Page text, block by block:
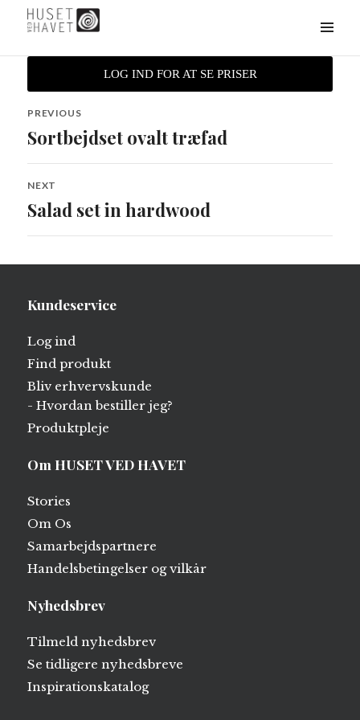
HUSET
&
LOG IND FOR AT SE PRISER
Indlægsnavigation
PREVIOUS
Previous
Sortbejdset ovalt træfad
NEXT
Next
Salad set in hardwood
Kundeservice
Log ind
Find produkt
Bliv erhvervskunde
- Hvordan bestiller jeg?
Produktpleje
Om HUSET VED HAVET
Stories
Om Os
Samarbejdspartnere
Handelsbetingelser og vilkår
Nyhedsbrev
Tilmeld nyhedsbrev
Se tidligere nyhedsbreve
Inspirationskatalog